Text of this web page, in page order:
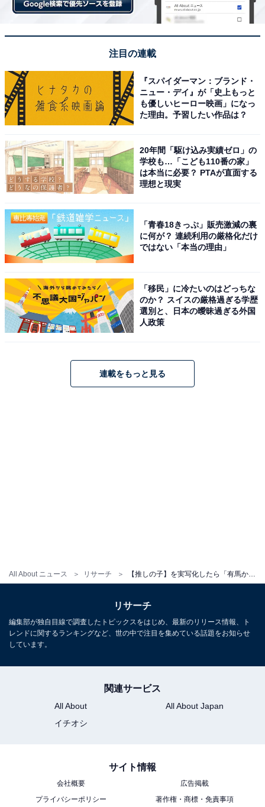
All About ニュース リサーチ
A post shared by 「最高の教師 1年後、私は生徒に◾️された」【
芦田愛菜さんが1位を獲得しました。
頃からドラマ『Mother』（日本テレビ系）や『マルモの
おきて』（フジテレビ系）などで高い演技力を披露して
注目を浴びました。そのため、芦田さんを選んだ理由に
「実際に子役から活躍していたから（10代男性）」
「元天才子役、現女優という肩書きと、演技力の高さか
らピッタリだと思います（20代女性）」
※回答者のコメントは原文ママです
＞次ページ：12位までの全ランキング結果
注目の連載
『スパイダーマン：ブランド・
ニュー・デイ』が「史上もっと
も優しいヒーロー映画」になっ
た理由。予習したい作品は？
20年間「駆け込み実績ゼロ」の
学校も…「こども110番の家」
は本当に必要？ PTAが直面する
理想と現実
「青春18きっぷ」販売激減の裏
に何が？ 連続利用の厳格化だけ
ではない「本当の理由」
「移民」に冷たいのはどっちな
のか？ スイスの厳格過ぎる学歴
選別と、日本の曖昧過ぎる外国
人政策
連載をもっと見る
リサーチ
編集部が独自目線で調査したトピックスをはじめ、最新のリリース情報、ト
レンドに関するランキングなど、世の中で注目を集めている話題をお知らせ
しています。
関連サービス
All About
All About Japan
イチオシ
サイト情報
会社概要
広告掲載
プライバシーポリシー
著作権・商標・免責事項